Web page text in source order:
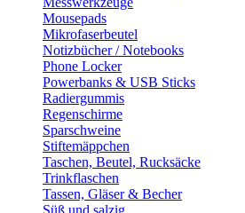
Mousepads
Mikrofaserbeutel
Notizbücher / Notebooks
Phone Locker
Powerbanks & USB Sticks
Radiergummis
Regenschirme
Sparschweine
Stiftemäppchen
Taschen, Beutel, Rucksäcke
Trinkflaschen
Tassen, Gläser & Becher
Süß und salzig